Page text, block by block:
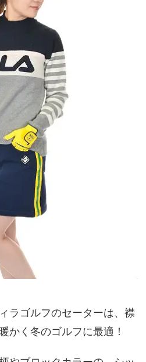
ラゴルフのセーターは、襟
かく冬のゴルフに最適！